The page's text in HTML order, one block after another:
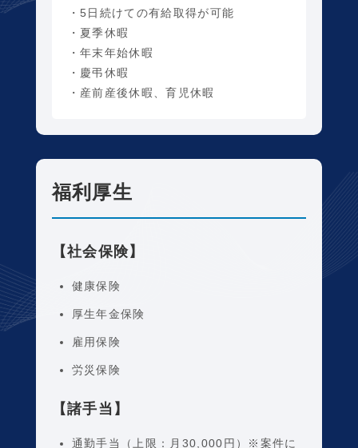
・5日続けての有給取得が可能
・夏季休暇
・年末年始休暇
・慶弔休暇
・産前産後休暇、育児休暇
福利厚生
【社会保険】
健康保険
厚生年金保険
雇用保険
労災保険
【諸手当】
通勤手当（上限：月30,000円）※案件に